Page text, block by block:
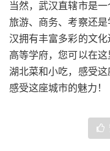
当然，武汉直辖市是
旅游、商务、考察还
汉拥有丰富多彩的文
高等学府，您可以在
湖北菜和小吃，感受这
感受这座城市的魅力！